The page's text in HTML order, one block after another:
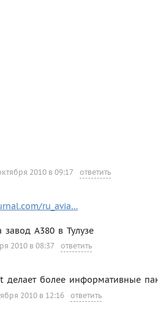
2010 в 09:17 ответить
ru_avia…
завод A380 в Тулузе
2010 в 08:37 ответить
делает более информативные
2010 в 12:16 ответить